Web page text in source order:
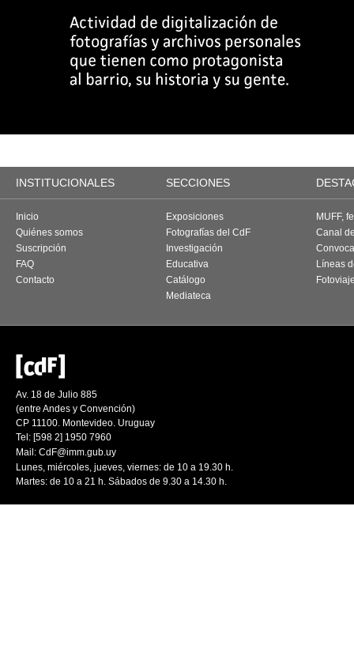
INSTITUCIONALES SECCIONES
Inicio
Quiénes somos
Suscripción
FAQ
Contacto
Exposiciones
Fotografías del CdF
Investigación
Educativa
Catálogo
Mediateca
MUFF,
Canal
Líneas
Av. 18 de Julio 885
(entre Andes y Convención)
CP 11100. Montevideo. Uruguay
Tel: [598 2] 1950 7960
Mail: CdF@imm.gub.uy
Lunes, miércoles, jueves, viernes: de 10 a 19.30 h.
Martes: de 10 a 21 h. Sábados de 9.30 a 14.30 h.